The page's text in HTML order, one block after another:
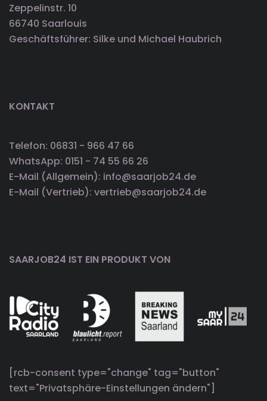
Zeppelinstr. 10
66740 Saarlouis
Geschäftsführer: Silke und Michael Haubrich
KONTAKT
Telefon: 06831 - 966 47 66
WhatsApp: 0151 - 74 55 66 26
E-Mail (Allgemein): info@saarjob24.de
E-Mail (Vertrieb): vertrieb@saarjob24.de
SAARJOB24 IST EIN PRODUKT VON
[rcb-consent type="change" tag="button"
text="Privatsphäre-Einstellungen ändern"]